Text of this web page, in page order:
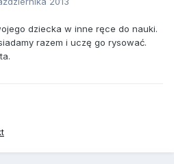
dziecka w inne ręce do nauki.
razem i uczę go rysować.